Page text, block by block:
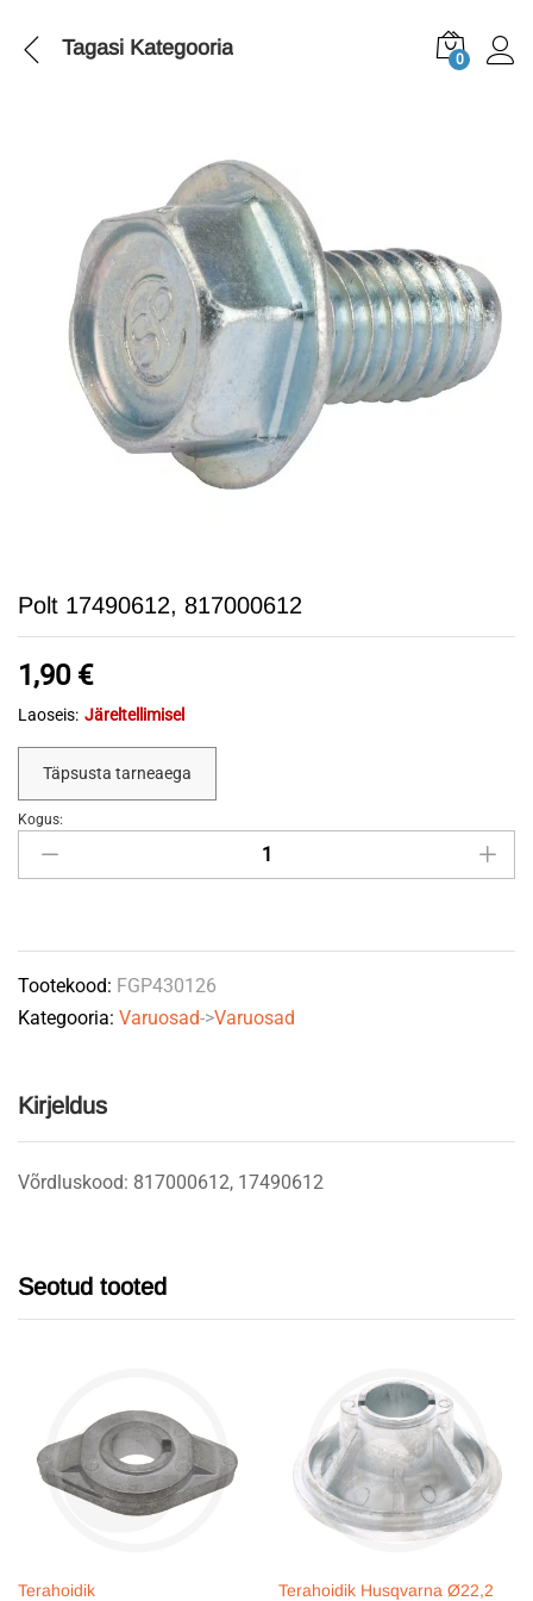
Tagasi Kategooria 0
Polt 17490612, 817000612
1,90 €
Laoseis: Järeltellimisel
Täpsusta tarneaega
Polt
17490612,
Kogus:
Tootekood: FGP430126
Kategooria: Varuosad->Varuosad
Kirjeldus
Võrdluskood: 817000612, 17490612
Seotud tooted
Terahoidik Terahoidik Husqvarna Ø22,2